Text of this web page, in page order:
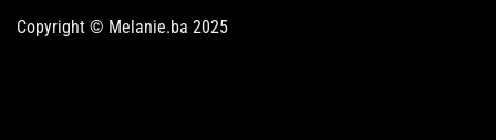
Copyright © Melanie.ba 2025